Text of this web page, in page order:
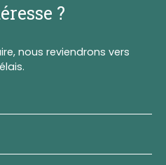
?
nous reviendrons vers